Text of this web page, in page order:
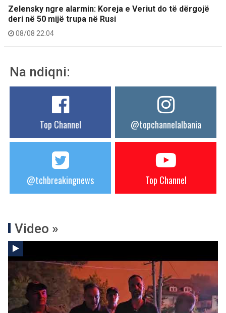
Zelensky ngre alarmin: Koreja e Veriut do të dërgojë
deri në 50 mijë trupa në Rusi
08/08 22:04
Na ndiqni:
Top Channel @topchannelalbania
@tchbreakingnews Top Channel
Video »